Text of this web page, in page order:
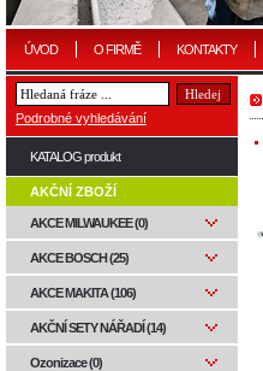
ÚVOD O FIRMĚ KONTAKTY
Podrobné vyhledávání
KATALOG produkt
AKČNÍ ZBOŽÍ
AKCE MILWAUKEE (0)
AKCE BOSCH (25)
AKCE MAKITA (106)
AKČNÍ SETY NÁŘADÍ (14)
Ozonizace (0)